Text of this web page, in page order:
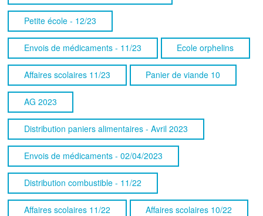
Petite école - 12/23
Envois de médicaments - 11/23 Ecole orphelins
Affaires scolaires 11/23 Panier de viande 10
AG 2023
Distribution paniers alimentaires - Avril 2023
Envois de médicaments - 02/04/2023
Distribution combustible - 11/22
Affaires scolaires 11/22 Affaires scolaires 10/22